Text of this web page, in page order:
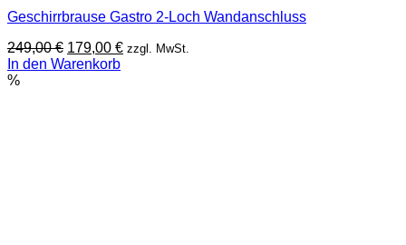
Geschirrbrause Gastro 2-Loch Wandanschluss
249,00€ Ursprünglicher
Preis
179,00 €Aktueller
zzgl. MwSt.
In den Warenkorb
%